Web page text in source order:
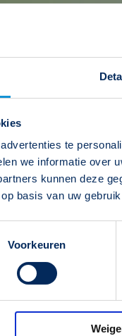
te
we informatie over
kunnen deze
basis van uw
Voorkeuren